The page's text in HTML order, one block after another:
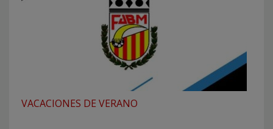
VACACIONES DE VERANO